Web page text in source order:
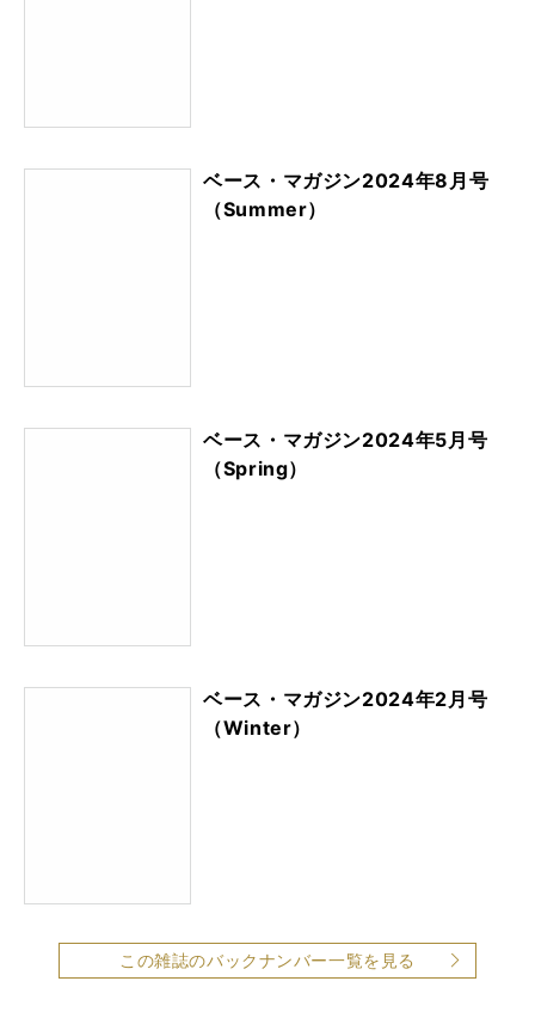
ベース・マガジン2024年8月号
（Summer）
ベース・マガジン2024年5月号
（Spring）
ベース・マガジン2024年2月号
（Winter）
この雑誌のバックナンバー一覧を見る